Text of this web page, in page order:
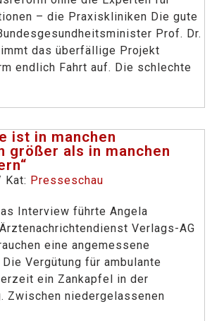
– die Praxiskliniken Die gute
Prof. Dr.
das überfällige Projekt
endlich Fahrt auf. Die schlechte
ist in manchen
größer als in manchen
Kat: Presseschau
Interview führte Angela
Verlags-AG
eine angemessene
Vergütung für ambulante
ein Zankapfel in der
Zwischen niedergelassenen